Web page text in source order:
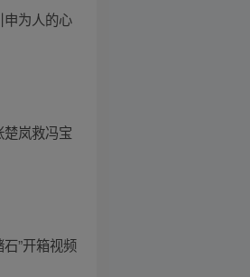
申为人的心
岚救冯宝
”开箱视频